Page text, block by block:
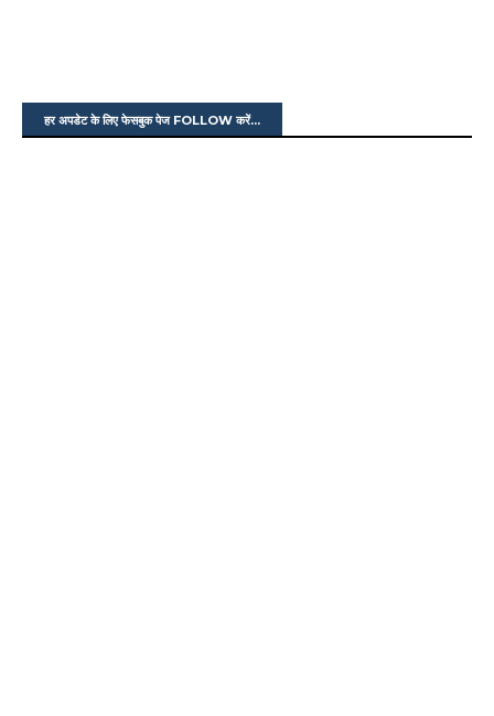
हर अपडेट के लिए फेसबुक पेज FOLLOW करें...